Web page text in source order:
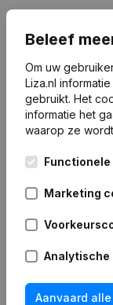
Beheer
Eigen
Beleef
Om uw
Liza.nl
gebruikt. Het
informatie het
waarop ze
Functionele
Marketing
Analytische
Aanvaard